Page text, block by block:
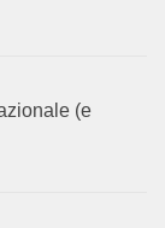
(e